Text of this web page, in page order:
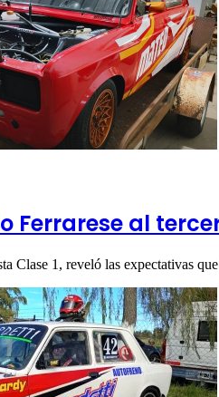
Ferrarese al
Clase 1, reveló las expectativas